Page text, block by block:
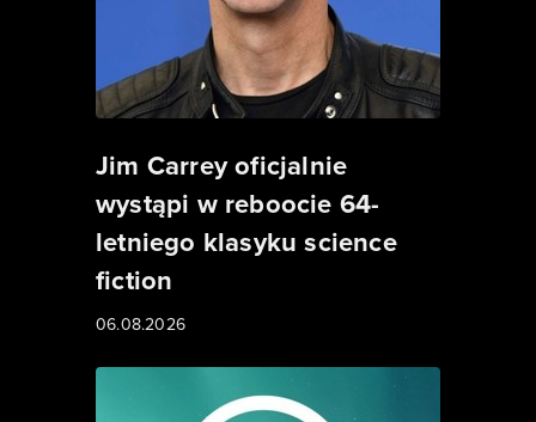
Jim Carrey oficjalnie
wystąpi w reboocie 64-
letniego klasyku science
fiction
06.08.2026